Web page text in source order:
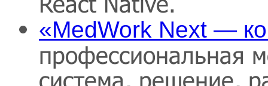
«MedWork Next —
профессиональная
система, решение,